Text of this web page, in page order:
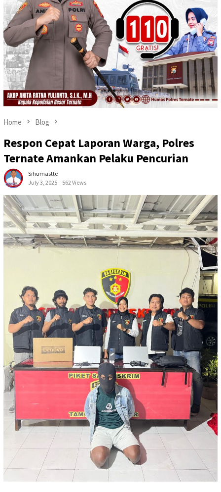
Home Blog
Respon Cepat Laporan Warga, Polres
Ternate Amankan Pelaku Pencurian
Sihumastte
July 3, 2025
562 Views